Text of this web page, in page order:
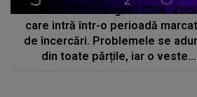
HOROSCOP 7 august 2026.
care intră într-o perioadă
de încercări. Problemele se
din toate părțile, iar o veste